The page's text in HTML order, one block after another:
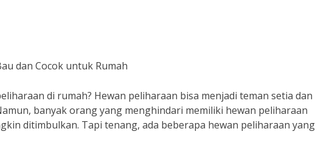
dan Cocok untuk Rumah
di rumah? Hewan peliharaan bisa menjadi teman setia dan
banyak orang yang menghindari memiliki hewan peliharaan
ditimbulkan. Tapi tenang, ada beberapa hewan peliharaan yang